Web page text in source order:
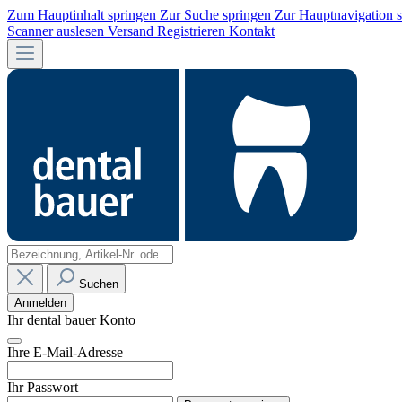
Zum Hauptinhalt springen Zur Suche springen Zur Hauptnavigation
Scanner auslesen Versand Registrieren Kontakt
Suchen
Anmelden
Ihr dental bauer Konto
Ihre E-Mail-Adresse
Ihr Passwort